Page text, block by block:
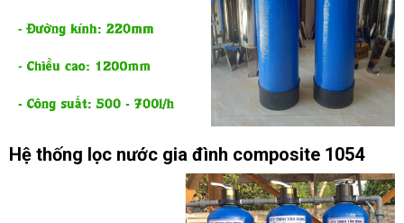
Hệ thống lọc nước gia đình composite 1054